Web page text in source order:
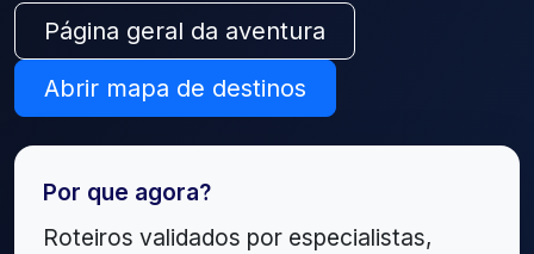
Página geral da aventura
Abrir mapa de destinos
Por que agora?
Roteiros validados por especialistas,